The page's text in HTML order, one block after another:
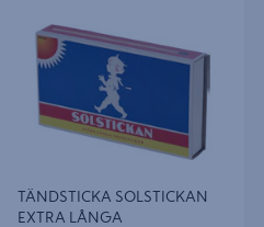
LÅNGA
TÄNDSTICKA SOLSTICKAN
EXTRA LÅNGA